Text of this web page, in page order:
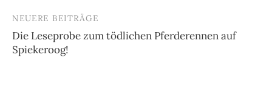
NEUERE BEITRÄGE
Die Leseprobe zum tödlichen Pferderennen auf
Spiekeroog!